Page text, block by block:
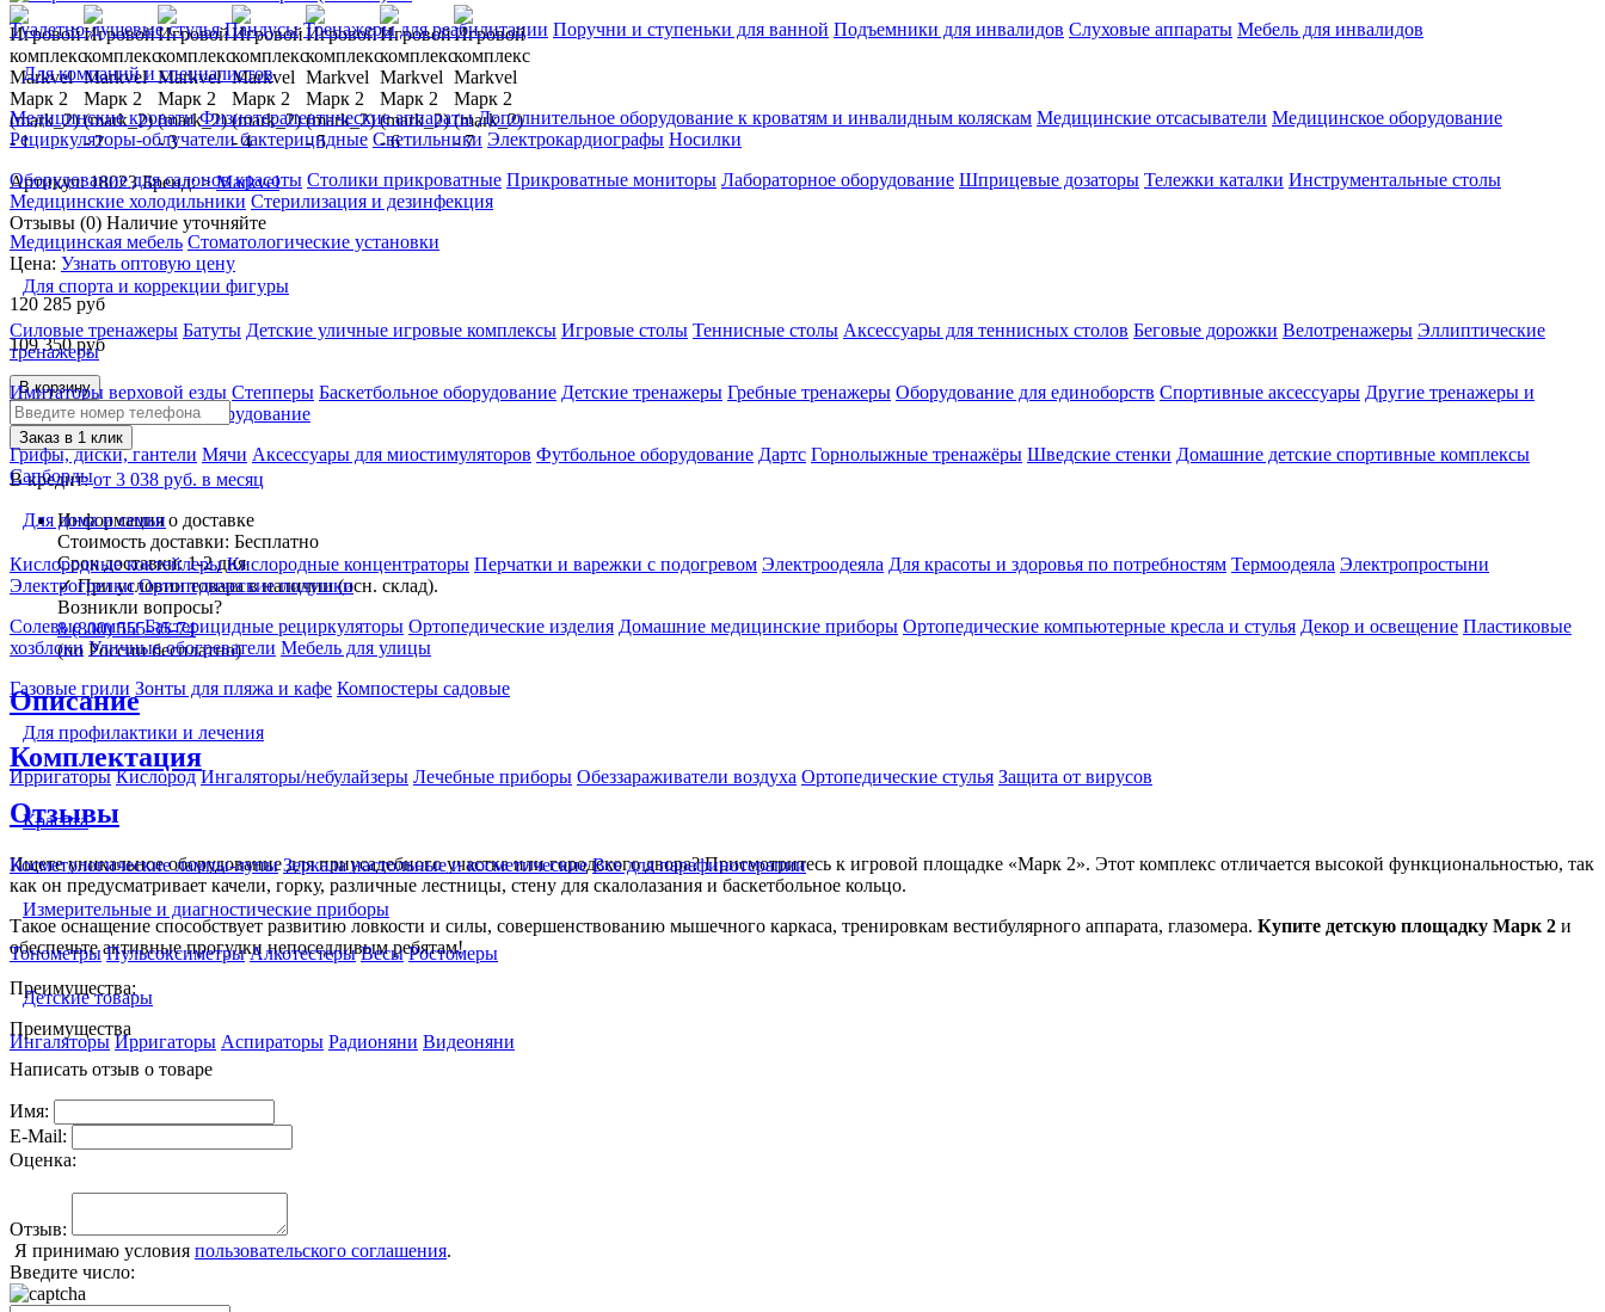
Туалетно-душевые стулья Пандусы Тренажеры для реабилитации Поручни и ступеньки для ванной Подъемники для инвалидов Слуховые аппараты Мебель для инвалидов
Для компаний и специалистов
Медицинские кровати Физиотерапевтические аппараты Дополнительное оборудование к кроватям и инвалидным коляскам Медицинские отсасыватели Медицинское оборудование
Рециркуляторы-облучатели бактерицидные Светильники Электрокардиографы Носилки
Оборудование для салонов красоты Столики прикроватные Прикроватные мониторы Лабораторное оборудование Шприцевые дозаторы Тележки каталки Инструментальные столы
Медицинские холодильники Стерилизация и дезинфекция
Медицинская мебель Стоматологические установки
Для спорта и коррекции фигуры
Силовые тренажеры Батуты Детские уличные игровые комплексы Игровые столы Теннисные столы Аксессуары для теннисных столов Беговые дорожки Велотренажеры Эллиптические
тренажеры
Имитаторы верховой езды Степперы Баскетбольное оборудование Детские тренажеры Гребные тренажеры Оборудование для единоборств Спортивные аксессуары Другие тренажеры и
аппараты Спортивное оборудование
Грифы, диски, гантели Мячи Аксессуары для миостимуляторов Футбольное оборудование Дартс Горнолыжные тренажёры Шведские стенки Домашние детские спортивные комплексы
Сапборды
Для дома и семьи
Кислородные коктейлеры Кислородные концентраторы Перчатки и варежки с подогревом Электроодеяла Для красоты и здоровья по потребностям Термоодеяла Электропростыни
Электрогрелки Ортопедические подушки
Солевые лампы Бактерицидные рециркуляторы Ортопедические изделия Домашние медицинские приборы Ортопедические компьютерные кресла и стулья Декор и освещение Пластиковые
хозблоки Уличные обогреватели Мебель для улицы
Газовые грили Зонты для пляжа и кафе Компостеры садовые
Для профилактики и лечения
Ирригаторы Кислород Ингаляторы/небулайзеры Лечебные приборы Обеззараживатели воздуха Ортопедические стулья Защита от вирусов
Красота
Косметологические лампы-лупы Зеркала настольные и косметические Все для парафинотерапии
Измерительные и диагностические приборы
Тонометры Пульсоксиметры Алкотестеры Весы Ростомеры
Детские товары
Ингаляторы Ирригаторы Аспираторы Радионяни Видеоняни
Артикул: 18023 Бренд: >Markvel
Отзывы (0) Наличие уточняйте
Цена: Узнать оптовую цену
120 285 руб
109 350руб
В корзину
Заказ в 1 клик
В кредит:от 3 038 руб. в месяц
Информация о доставке
Стоимость доставки: Бесплатно
Срок доставки: 1-2 дня
✓При условии товара в наличии (осн. склад).
Возникли вопросы?
8 (800) 555-35-74
(по России бесплатно)
Описание
Комплектация
Отзывы
Ищете уникальное оборудование для приусадебного участка или городского двора? Присмотритесь к игровой площадке «Марк 2». Этот комплекс отличается высокой функциональностью, так
как он предусматривает качели, горку, различные лестницы, стену для скалолазания и баскетбольное кольцо.
Такое оснащение способствует развитию ловкости и силы, совершенствованию мышечного каркаса, тренировкам вестибулярного аппарата, глазомера. Купите детскую площадку Марк 2 и
обеспечьте активные прогулки непоседливым ребятам!
Преимущества:
Преимущества
Написать отзыв о товаре
Имя:
E-Mail:
Оценка:
Отзыв:
Я принимаю условия пользовательского соглашения.
Введите число: